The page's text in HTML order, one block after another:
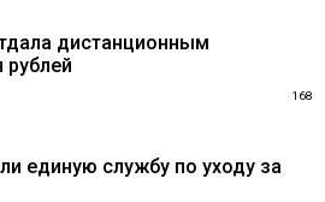
дистанционным
168
единую службу по уходу за